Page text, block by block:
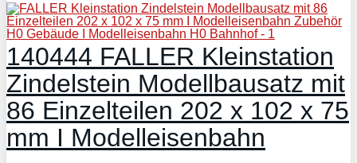
140444 FALLER Kleinstation
Zindelstein Modellbausatz mit
86 Einzelteilen 202 x 102 x 75
mm I Modelleisenbahn